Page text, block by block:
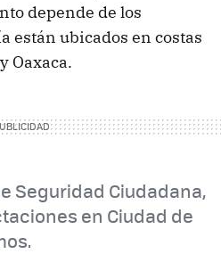
depende de los
están ubicados en costas
Oaxaca.
Seguridad Ciudadana,
en Ciudad de